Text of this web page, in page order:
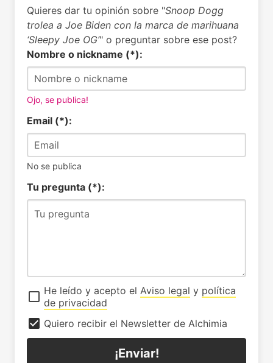
Quieres dar tu opinión sobre "Snoop Dogg
trolea a Joe Biden con la marca de marihuana
‘Sleepy Joe OG’" o preguntar sobre ese post?
Nombre o nickname (*):
Ojo, se publica!
Email (*):
No se publica
Tu pregunta (*):
He leído y acepto el Aviso legal y política
de privacidad
Quiero recibir el Newsletter de Alchimia
¡Enviar!